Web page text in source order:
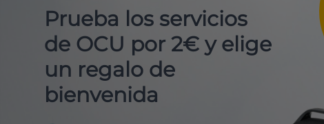
Prueba los servicios
de OCU por 2€ y elige
un regalo de
bienvenida